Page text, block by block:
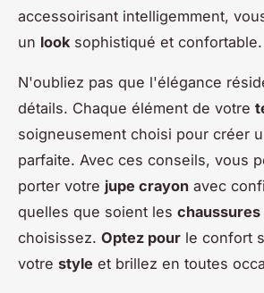
accessoirisant intelligemment,
un look sophistiqué et confortable.
N'oubliez pas que l'élégance
détails. Chaque élément de votre
soigneusement choisi pour créer
parfaite. Avec ces conseils, vous
porter votre jupe crayon avec
quelles que soient les chaussures
choisissez. Optez pour le confort
votre style et brillez en toutes